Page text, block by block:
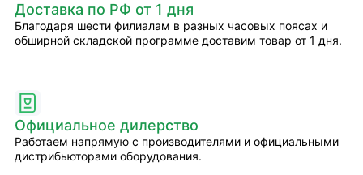
Доставка по РФ от 1 дня
Благодаря шести филиалам в разных часовых поясах и
обширной складской программе доставим товар от 1 дня.
Официальное дилерство
Работаем напрямую с производителями и официальными
дистрибьюторами оборудования.